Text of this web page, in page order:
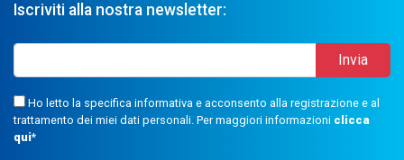
Iscriviti alla nostra newsletter:
Ho letto la specifica informativa e acconsento alla registrazione e al
trattamento dei miei dati personali. Per maggiori informazioni clicca
qui*